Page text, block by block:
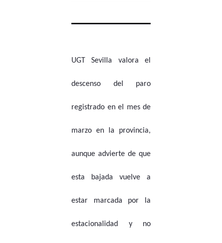
UGT Sevilla valora el
descenso del paro
registrado en el mes de
marzo en la provincia,
aunque advierte de que
esta bajada vuelve a
estar marcada por la
estacionalidad y no